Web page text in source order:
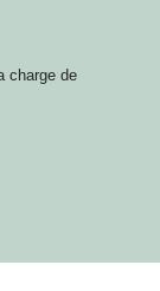
charge de